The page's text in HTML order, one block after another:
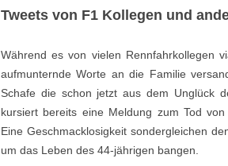
Tweets von F1 Kollegen und
Während es von vielen Rennfahrkollegen
aufmunternde Worte an die Familie
Schafe die schon jetzt aus dem Unglück
kursiert bereits eine Meldung zum Tod
Eine Geschmacklosigkeit sondergleichen
um das Leben des 44-jährigen bangen.